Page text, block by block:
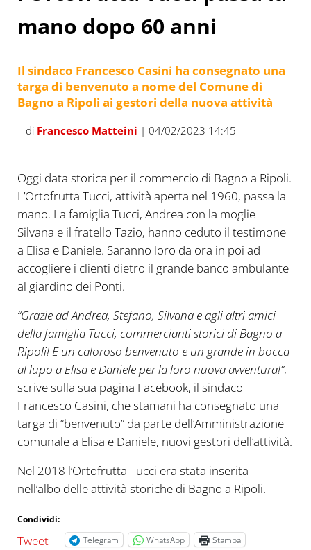
mano dopo 60 anni
Il sindaco Francesco Casini ha consegnato una
targa di benvenuto a nome del Comune di
Bagno a Ripoli ai gestori della nuova attività
di Francesco Matteini | 04/02/2023 14:45
Oggi data storica per il commercio di Bagno a Ripoli.
L’Ortofrutta Tucci, attività aperta nel 1960, passa la
mano. La famiglia Tucci, Andrea con la moglie
Silvana e il fratello Tazio, hanno ceduto il testimone
a Elisa e Daniele. Saranno loro da ora in poi ad
accogliere i clienti dietro il grande banco ambulante
al giardino dei Ponti.
“Grazie ad Andrea, Stefano, Silvana e agli altri amici
della famiglia Tucci, commercianti storici di Bagno a
Ripoli! E un caloroso benvenuto e un grande in bocca
al lupo a Elisa e Daniele per la loro nuova avventura!”,
scrive sulla sua pagina Facebook, il sindaco
Francesco Casini, che stamani ha consegnato una
targa di “benvenuto” da parte dell’Amministrazione
comunale a Elisa e Daniele, nuovi gestori dell’attività.
Nel 2018 l’Ortofrutta Tucci era stata inserita
nell’albo delle attività storiche di Bagno a Ripoli.
Condividi:
Tweet Telegram WhatsApp Stampa